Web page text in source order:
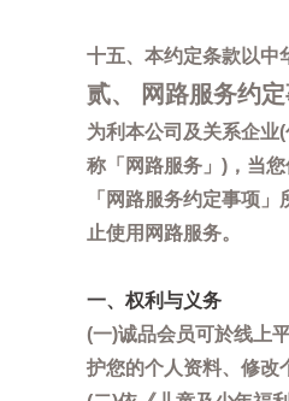
十五、本约定条款以中
贰、 网路服务约
为利本公司及关系企业
称「网路服务」)，当
「网路服务约定事项
止使用网路服务。
一、权利与义务
(一)诚品会员可於线上
护您的个人资料、修改